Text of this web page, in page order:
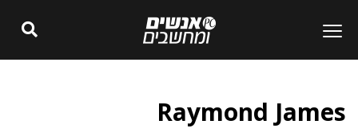
Raymond James